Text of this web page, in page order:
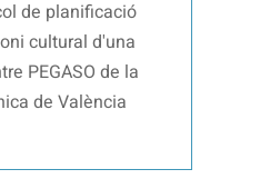
de planificació
cultural d'una
PEGASO de la
de València